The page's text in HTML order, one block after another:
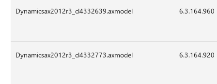
Dynamicsax2012r3_cl4332639.axmodel 6.3.164.960
Dynamicsax2012r3_cl4332773.axmodel 6.3.164.920